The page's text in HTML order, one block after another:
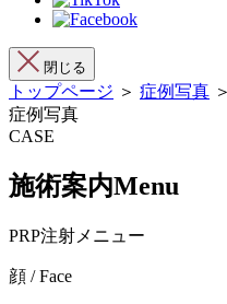
閉じる
トップページ ＞ 症例写真
症例写真
CASE
施術案内Menu
PRP注射メニュー
顔 / Face